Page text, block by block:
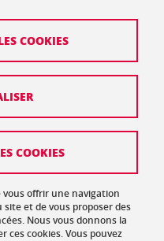
offrir une navigation
et de vous proposer des
Nous vous donnons la
ces cookies. Vous pouvez
COOKIES
COOKIES